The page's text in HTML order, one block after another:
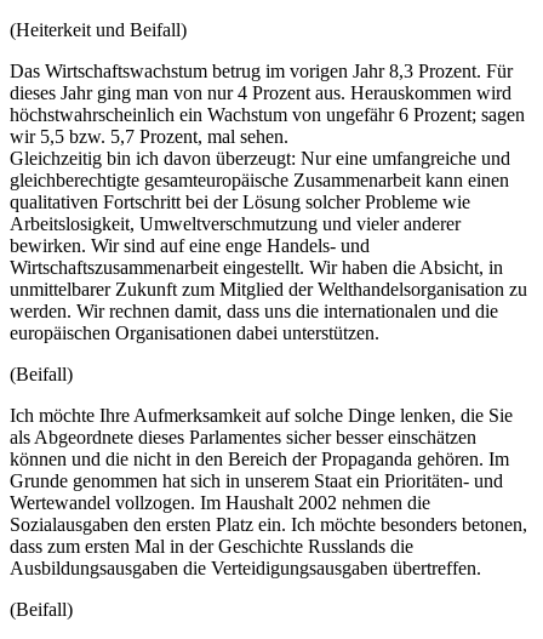
(Heiterkeit und Beifall)
Das Wirtschaftswachstum betrug im vorigen Jahr 8,3 Prozent. Für
dieses Jahr ging man von nur 4 Prozent aus. Herauskommen wird
höchstwahrscheinlich ein Wachstum von ungefähr 6 Prozent; sagen
wir 5,5 bzw. 5,7 Prozent, mal sehen.
Gleichzeitig bin ich davon überzeugt: Nur eine umfangreiche und
gleichberechtigte gesamteuropäische Zusammenarbeit kann einen
qualitativen Fortschritt bei der Lösung solcher Probleme wie
Arbeitslosigkeit, Umweltverschmutzung und vieler anderer
bewirken. Wir sind auf eine enge Handels- und
Wirtschaftszusammenarbeit eingestellt. Wir haben die Absicht, in
unmittelbarer Zukunft zum Mitglied der Welthandelsorganisation zu
werden. Wir rechnen damit, dass uns die internationalen und die
europäischen Organisationen dabei unterstützen.
(Beifall)
Ich möchte Ihre Aufmerksamkeit auf solche Dinge lenken, die Sie
als Abgeordnete dieses Parlamentes sicher besser einschätzen
können und die nicht in den Bereich der Propaganda gehören. Im
Grunde genommen hat sich in unserem Staat ein Prioritäten- und
Wertewandel vollzogen. Im Haushalt 2002 nehmen die
Sozialausgaben den ersten Platz ein. Ich möchte besonders betonen,
dass zum ersten Mal in der Geschichte Russlands die
Ausbildungsausgaben die Verteidigungsausgaben übertreffen.
(Beifall)